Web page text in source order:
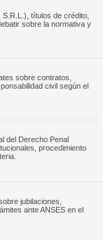
títulos de crédito,
sobre la normativa y
sobre contratos,
civil según el
del Derecho Penal
procedimiento
jubilaciones,
ante ANSES en el